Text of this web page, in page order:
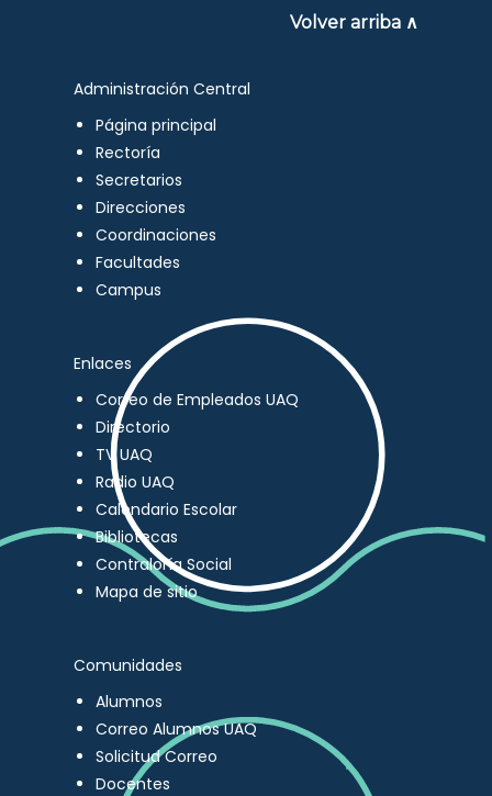
Volver arriba ∧
Administración Central
Página principal
Rectoría
Secretarios
Direcciones
Coordinaciones
Facultades
Campus
Enlaces
Correo de Empleados UAQ
Directorio
TV UAQ
Radio UAQ
Calendario Escolar
Bibliotecas
Contraloría Social
Mapa de sitio
Comunidades
Alumnos
Correo Alumnos UAQ
Solicitud Correo
Docentes